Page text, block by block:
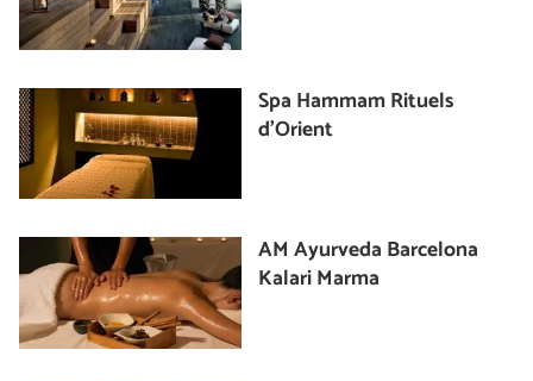
Spa Hammam Rituels
d’Orient
AM Ayurveda Barcelona
Kalari Marma